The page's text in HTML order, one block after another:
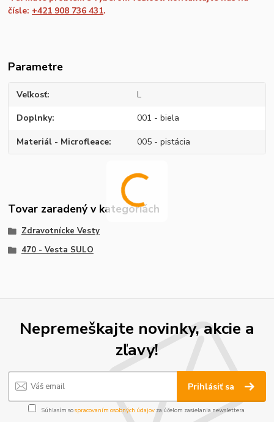
čísle: +421 908 736 431.
Parametre
Veľkosť L
Doplnky 001 - biela
Materiál - Microfleace 005 - pistácia
Tovar zaradený v kategóriách
Zdravotnícke Vesty
470 - Vesta SULO
Nepremeškajte novinky, akcie a
zľavy!
Prihlásiť sa
Súhlasím sospracovaním osobných údajov za účelom zasielania newslettera.